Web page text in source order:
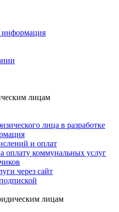
информация
лицам
лица в разработке
и оплат
оплату коммунальных услуг
через сайт
лицам